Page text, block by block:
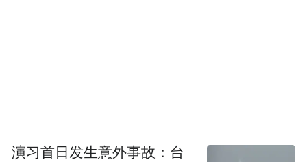
演习首日发生意外事故：台